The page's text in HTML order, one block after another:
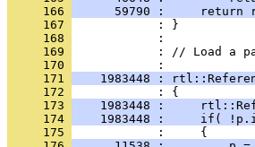
     166
59790 :     return
     167
     168
     169
: // Load a
     170
     171
1983448 :
     172
     173
1983448 :
     174
1983448 :     if(
     175